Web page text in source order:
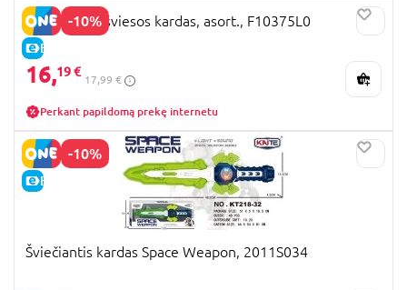
-10%
E-KAINA
STAR WARS šviesos kardas, asort., F10375L0
16,19 €
17,99 €
Perkant papildomą prekę internetu
-10%
E-KAINA
Šviečiantis kardas Space Weapon, 2011S034